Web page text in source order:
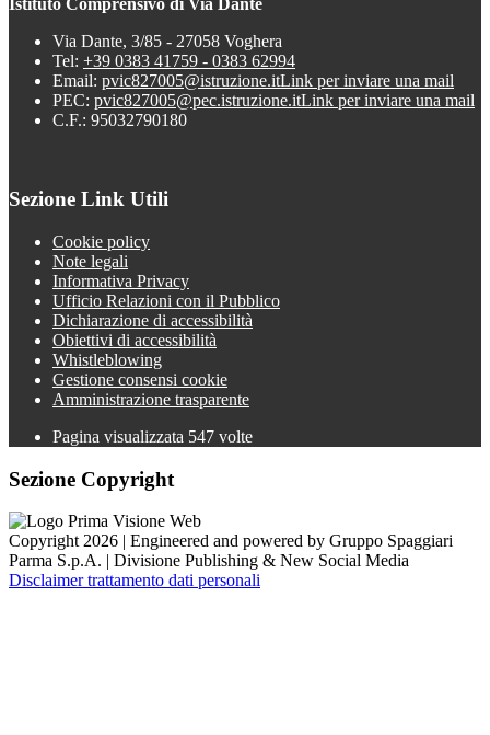
Via Dante, 3/85 - 27058 Voghera
Tel: +39 0383 41759 - 0383 62994
Email: pvic827005@istruzione.itLink per inviare una mail
PEC: pvic827005@pec.istruzione.itLink per inviare una mail
C.F.: 95032790180
Sezione Link Utili
Cookie policy
Note legali
Informativa Privacy
Ufficio Relazioni con il Pubblico
Dichiarazione di accessibilità
Obiettivi di accessibilità
Whistleblowing
Gestione consensi cookie
Amministrazione trasparente
Pagina visualizzata 547 volte
Sezione Copyright
Copyright 2026 | Engineered and powered by Gruppo Spaggiari
Parma S.p.A. | Divisione Publishing & New Social Media
Disclaimer trattamento dati personali